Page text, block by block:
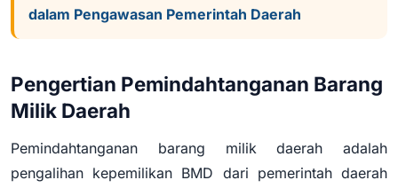
dalam Pengawasan Pemerintah Daerah
Pengertian Pemindahtanganan Barang
Milik Daerah
Pemindahtanganan barang milik daerah adalah
pengalihan kepemilikan BMD dari pemerintah daerah